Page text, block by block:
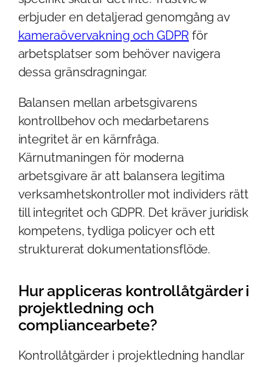
erbjuder en detaljerad genomgång av
kameraövervakning och GDPR för
arbetsplatser som behöver navigera
dessa gränsdragningar.
Balansen mellan arbetsgivarens
kontrollbehov och medarbetarens
integritet är en kärnfråga.
Kärnutmaningen för moderna
arbetsgivare är att balansera legitima
verksamhetskontroller mot individers rätt
till integritet och GDPR. Det kräver juridisk
kompetens, tydliga policyer och ett
strukturerat dokumentationsflöde.
Hur appliceras kontrollåtgärder i
projektledning och
compliancearbete?
Kontrollåtgärder i projektledning handlar